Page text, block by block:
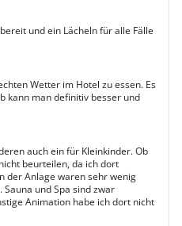
und ein Lächeln für alle Fälle
Wetter im Hotel zu essen. Es
kann man definitiv besser und
auch ein für Kleinkinder. Ob
beurteilen, da ich dort
der Anlage waren sehr wenig
und Spa sind zwar
Animation habe ich dort nicht